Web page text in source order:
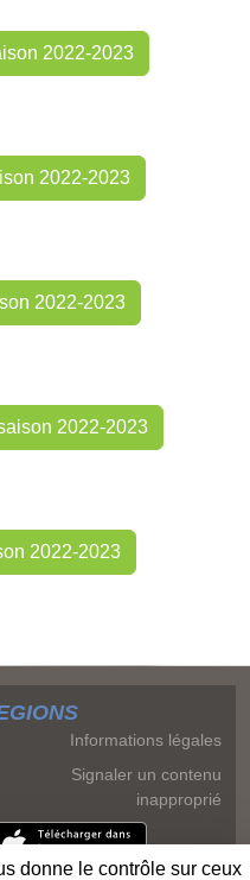
2022-2023
2022-2023
2022-2023
2022-2023
2022-2023
Informations légales
Signaler un contenu
inapproprié
donne le contrôle sur ceux